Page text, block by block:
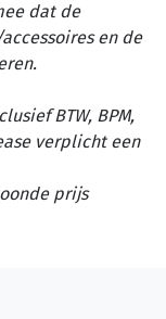
dat de
en de
BTW, BPM,
verplicht een
prijs